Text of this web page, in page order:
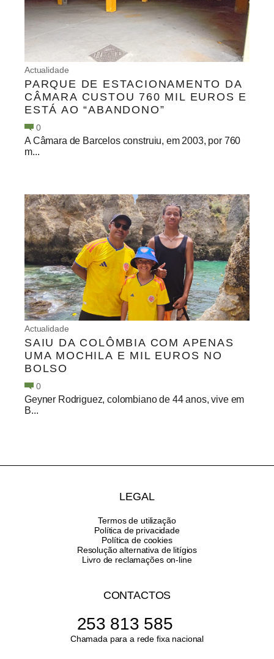
Actualidade
PARQUE DE ESTACIONAMENTO DA
CÂMARA CUSTOU 760 MIL EUROS E
ESTÁ AO “ABANDONO”
0
A Câmara de Barcelos construiu, em 2003, por 760
m...
Actualidade
SAIU DA COLÔMBIA COM APENAS
UMA MOCHILA E MIL EUROS NO
BOLSO
0
Geyner Rodriguez, colombiano de 44 anos, vive em
B...
LEGAL
Termos de utilização
Política de privacidade
Política de cookies
Resolução alternativa de litígios
Livro de reclamações on-line
CONTACTOS
253 813 585
Chamada para a rede fixa nacional